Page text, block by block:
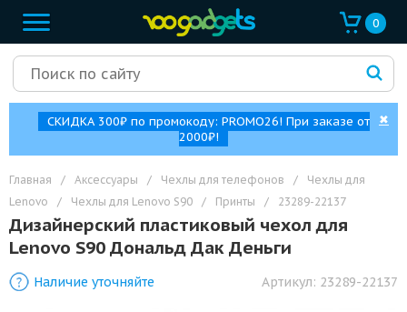
0
СКИДКА 300₽ по промокоду: PROMO26! При заказе от
2000₽!
✖
Главная / Аксессуары / Чехлы для телефонов /
Чехлы для
Lenovo
/ Чехлы для Lenovo S90 / Принты / 23289-22137
Дизайнерский пластиковый чехол для
Lenovo S90 Дональд Дак Деньги
Наличие уточняйте Артикул: 23289-22137